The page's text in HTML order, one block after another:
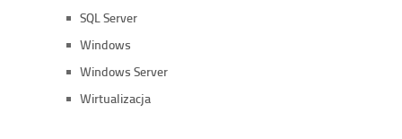
SQL Server
Windows
Windows Server
Wirtualizacja